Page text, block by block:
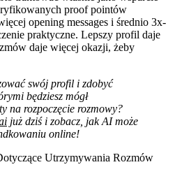
proof pointów
opening messages i średnio 3x-
praktyczne. Lepszy profil daje
daje więcej okazji, żeby
swój profil i zdobyć
będziesz mógł
na rozpoczęcie rozmowy?
już dziś i zobacz, jak AI może
online!
Utrzymywania Rozmów